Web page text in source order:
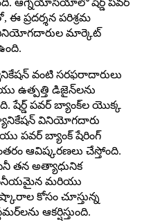
ఈ ప్రదర్శన పరిశ్రమ
మార్కెట్
వంటి సరఫరాదారులు
ఉత్పత్తి డిజైన్‌లను
షేర్డ్ పవర్ బ్యాంక్‌ల యొక్క
వినియోగదారు
పవర్ బ్యాంక్ షేరింగ్
ఆవిష్కరణలు చేస్తోంది.
తన అత్యాధునిక
మరియు
కోసం చూస్తున్న
ఆకర్షిస్తుంది.